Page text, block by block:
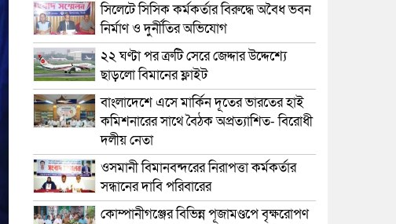
সিলেটে সিসিক কর্মকর্তার বিরুদ্ধে অবৈধ ভবন
নির্মাণ ও দুর্নীতির অভিযোগ
২২ ঘণ্টা পর ত্রুটি সেরে জেদ্দার উদ্দেশ্যে
ছাড়লো বিমানের ফ্লাইট
বাংলাদেশে এসে মার্কিন দূতের ভারতের হাই
কমিশনারের সাথে বৈঠক অপ্রত্যাশিত- বিরোধী
দলীয় নেতা
ওসমানী বিমানবন্দরের নিরাপত্তা কর্মকর্তার
সন্ধানের দাবি পরিবারের
কোম্পানীগঞ্জের বিভিন্ন পূজামণ্ডপে বৃক্ষরোপণ